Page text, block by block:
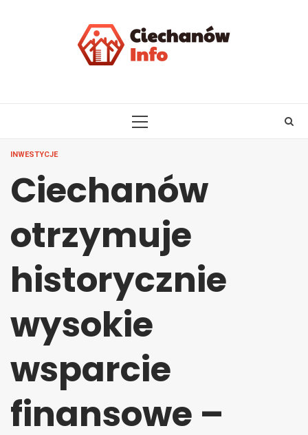
PRIMARY
INWESTYCJE
Ciechanów
otrzymuje
historycznie
wysokie
wsparcie
finansowe –